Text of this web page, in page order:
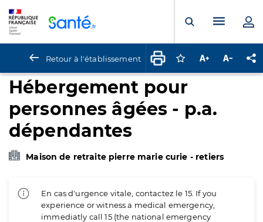
Ouvrir laMenu
Retour à l'établissement Connectez-vous
Augmenter la
Hébergement pour
personnes âgées - p.a.
dépendantes
Maison de retraite pierre marie curie - retiers
En cas d'urgence vitale, contactez le 15. If you
experience or witness a medical emergency,
immediatly call 15 (the national emergency